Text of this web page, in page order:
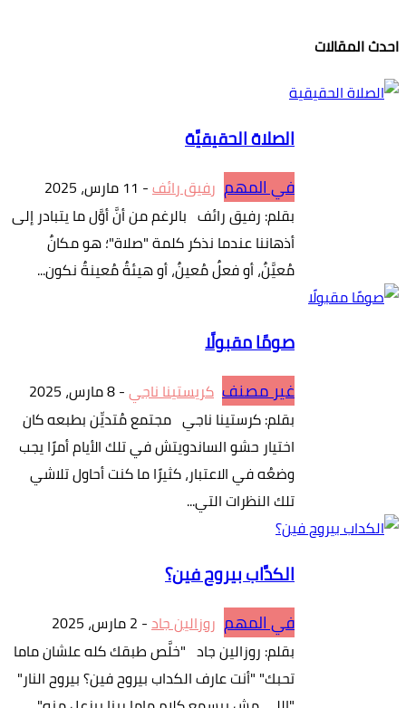
احدث المقالات
الصلاة الحقيقيَّة
في المهم رفيق رائف- 11 مارس، 2025
بقلم: رفيق رائف بالرغم من أنَّ أوَّل ما يتبادر إلى
أذهاننا عندما نذكر كلمة "صلاة"؛ هو مكانٌ
مُعيَّنٌ، أو فعلٌ مُعينٌ، أو هيئةٌ مُعينةٌ نكون...
صومًا مقبولًا
غير مصنف كريستينا ناجي-8 مارس، 2025
بقلم: كرستينا ناجي مجتمع مُتديِّن بطبعه كان
اختيار حشو الساندويتش في تلك الأيام أمرًا يجب
وضعُه في الاعتبار، كثيرًا ما كنت أحاول تلاشي
تلك النظرات التي...
الكدَّاب بيروح فين؟
في المهم روزالين جاد- 2 مارس، 2025
بقلم: روزالين جاد "خلَّص طبقك كله علشان ماما
تحبك" "أنت عارف الكداب بيروح فين؟ بيروح النار"